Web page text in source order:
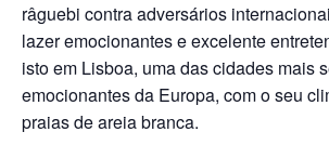
râguebi contra adversários
lazer emocionantes e excelente
isto em Lisboa, uma das cidades mais
emocionantes da Europa, com o seu
praias de areia branca.